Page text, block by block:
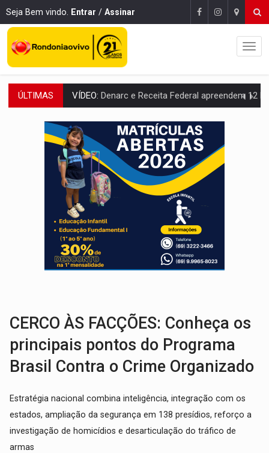
Seja Bem vindo. Entrar / Assinar
ÚLTIMAS OPERAÇÃO DA PC:Membros do CV são presos com armas e drogas após
ENTRADA GRATUITA:Espetáculo As Marias Somos Nós será
VÍDEO:Três são presos após furto de motocicleta em frente
CELEBRAÇÃO:Cerejeiras completa 43 anos de emancipação com
SAÚDE:Anvisa desmente boato sobre presença de plástico ou
VÍDEO: Pitbulls fogem de residência e atacam casal de idosos
AÇÃO CONJUNTA: Forças policiais apreendem cerca de 1kg de
PF ESTÁ APURANDO: Flávio Bolsonaro escolhe Alfredo Gaspar como vice, alvo de
Denarc e Receita Federal apreendem 12 kg de skunk e arma que
CERCO ÀS FACÇÕES: Conheça os
principais pontos do Programa
Brasil Contra o Crime Organizado
Estratégia nacional combina inteligência, integração com os
estados, ampliação da segurança em 138 presídios, reforço a
investigação de homicídios e desarticulação do tráfico de
armas